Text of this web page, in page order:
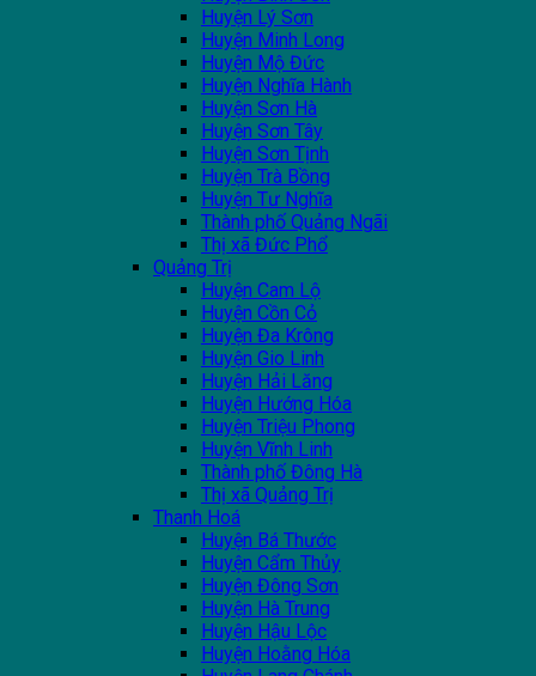
Huyện Lý Sơn
Huyện Minh Long
Huyện Mộ Đức
Huyện Nghĩa Hành
Huyện Sơn Hà
Huyện Sơn Tây
Huyện Sơn Tịnh
Huyện Trà Bồng
Huyện Tư Nghĩa
Thành phố Quảng Ngãi
Thị xã Đức Phổ
Quảng Trị
Huyện Cam Lộ
Huyện Cồn Cỏ
Huyện Đa Krông
Huyện Gio Linh
Huyện Hải Lăng
Huyện Hướng Hóa
Huyện Triệu Phong
Huyện Vĩnh Linh
Thành phố Đông Hà
Thị xã Quảng Trị
Thanh Hoá
Huyện Bá Thước
Huyện Cẩm Thủy
Huyện Đông Sơn
Huyện Hà Trung
Huyện Hậu Lộc
Huyện Hoằng Hóa